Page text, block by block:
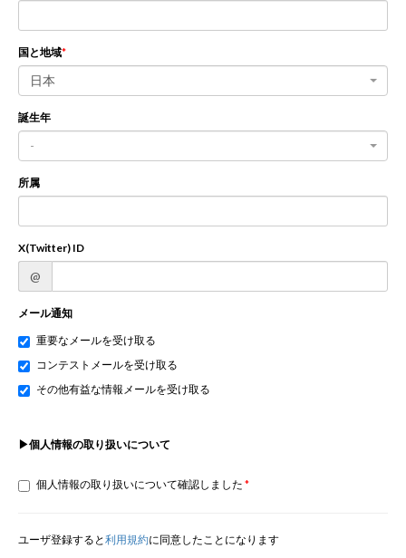
国と地域
日本
誕生年
-
所属
X(Twitter) ID
@
メール通知
重要なメールを受け取る
コンテストメールを受け取る
その他有益な情報メールを受け取る
▶個人情報の取り扱いについて
個人情報の取り扱いについて確認しました
ユーザ登録すると利用規約に同意したことになります